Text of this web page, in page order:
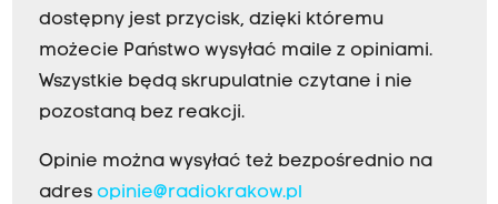
dostępny jest przycisk, dzięki któremu
możecie Państwo wysyłać maile z opiniami.
Wszystkie będą skrupulatnie czytane i nie
pozostaną bez reakcji.
Opinie można wysyłać też bezpośrednio na
adres opinie@radiokrakow.pl